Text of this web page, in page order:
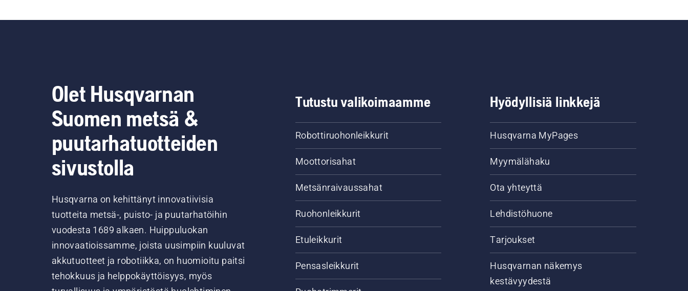
Olet Husqvarnan
Suomen metsä &
puutarhatuotteiden
sivustolla
Husqvarna on kehittänyt innovatiivisia
tuotteita metsä-, puisto- ja puutarhatöihin
vuodesta 1689 alkaen. Huippuluokan
innovaatioissamme, joista uusimpiin kuuluvat
akkutuotteet ja robotiikka, on huomioitu paitsi
tehokkuus ja helppokäyttöisyys, myös
Tutustu valikoimaamme
Robottiruohonleikkurit
Moottorisahat
Metsänraivaussahat
Ruohonleikkurit
Etuleikkurit
Pensasleikkurit
Hyödyllisiä linkkejä
Husqvarna MyPages
Myymälähaku
Ota yhteyttä
Lehdistöhuone
Tarjoukset
Husqvarnan näkemys
kestävyydestä